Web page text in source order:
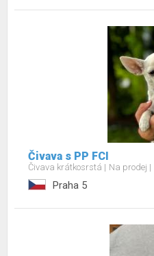
Čivava s PP FCI
Čivava krátkosrstá Na prodej
Praha 5